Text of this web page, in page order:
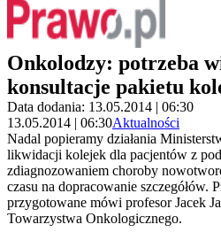
Onkolodzy: potrzeba
konsultacje pakietu
Data dodania: 13.05.2014 | 06:30
13.05.2014 | 06:30Aktualności
Nadal popieramy działania
likwidacji kolejek dla pacjentów z
zdiagnozowaniem choroby
czasu na dopracowanie szczegółów.
przygotowane mówi profesor Jacek
Towarzystwa Onkologicznego.